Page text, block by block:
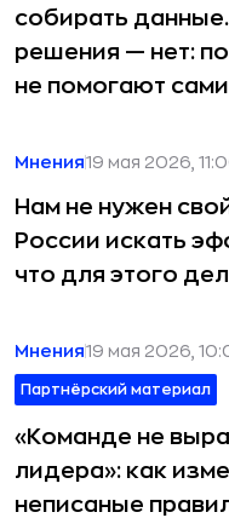
собирать
решения — нет:
не помогают
Мнения19 мая 2026,
Нам не нужен
России искать
что для этого
Мнения19 мая 2026,
Партнёрский материал
«Команде не
лидера»: как
неписаные